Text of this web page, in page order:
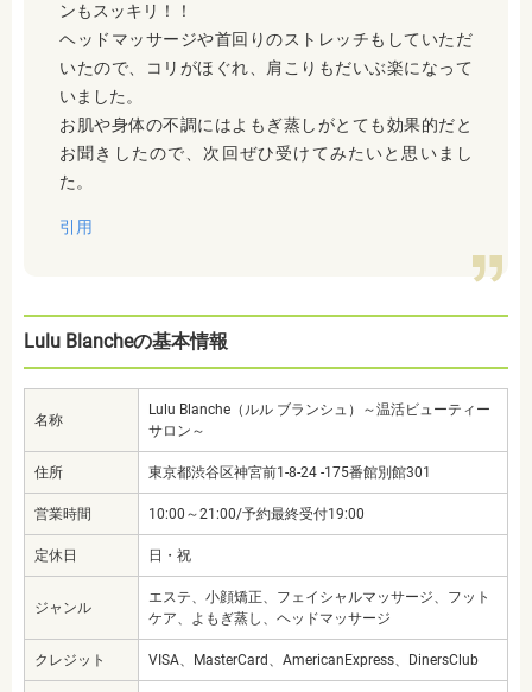
ンもスッキリ！！
ヘッドマッサージや首回りのストレッチもしていただ
いたので、コリがほぐれ、肩こりもだいぶ楽になって
いました。
お肌や身体の不調にはよもぎ蒸しがとても効果的だと
お聞きしたので、次回ぜひ受けてみたいと思いまし
た。
引用
Lulu Blancheの基本情報
名称
Lulu Blanche（ルル ブランシュ）～温活ビューティー
サロン～
住所 東京都渋谷区神宮前1-8-24 -175番館別館301
営業時間 10:00～21:00/予約最終受付19:00
定休日 日・祝
ジャンル
エステ、小顔矯正、フェイシャルマッサージ、フット
ケア、よもぎ蒸し、ヘッドマッサージ
クレジット VISA、MasterCard、AmericanExpress、DinersClub